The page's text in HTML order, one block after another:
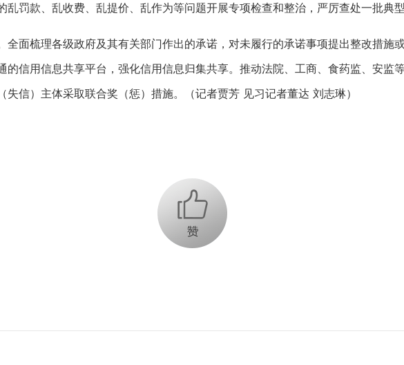
乱罚款、乱收费、乱提价、乱作为等问题开展专项检查和整治，严厉查处一批典型
面梳理各级政府及其有关部门作出的承诺，对未履行的承诺事项提出整改措施
的信用信息共享平台，强化信用信息归集共享。推动法院、工商、食药监、安监
失信）主体采取联合奖（惩）措施。（记者贾芳 见习记者董达 刘志琳）
+1